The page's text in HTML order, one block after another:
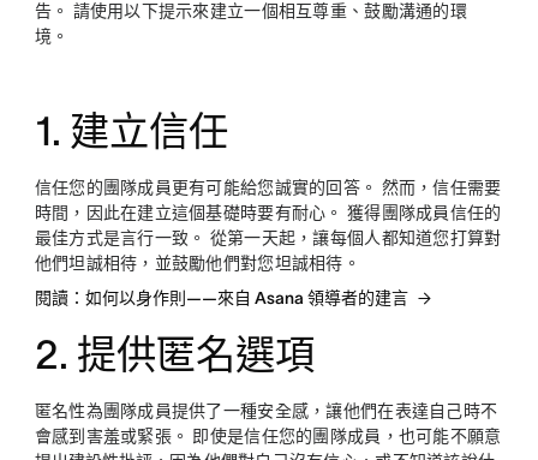
告。 請使用以下提示來建立一個相互尊重、鼓勵溝通的環
境。
1. 建立信任
信任您的團隊成員更有可能給您誠實的回答。 然而，信任需要
時間，因此在建立這個基礎時要有耐心。 獲得團隊成員信任的
最佳方式是言行一致。 從第一天起，讓每個人都知道您打算對
他們坦誠相待，並鼓勵他們對您坦誠相待。
閱讀：如何以身作則——來自 Asana 領導者的建言
2. 提供匿名選項
匿名性為團隊成員提供了一種安全感，讓他們在表達自己時不
會感到害羞或緊張。 即使是信任您的團隊成員，也可能不願意